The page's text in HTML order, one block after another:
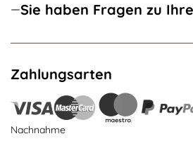
Sie haben Fragen zu
Zahlungsarten
Nachnahme